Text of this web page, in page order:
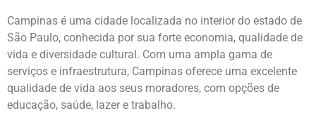
Campinas é uma cidade localizada no interior do estado de
São Paulo, conhecida por sua forte economia, qualidade de
vida e diversidade cultural. Com uma ampla gama de
serviços e infraestrutura, Campinas oferece uma excelente
qualidade de vida aos seus moradores, com opções de
educação, saúde, lazer e trabalho.